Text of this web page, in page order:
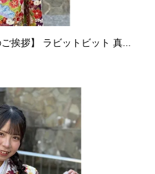
挨拶】 ラビットビット 真...